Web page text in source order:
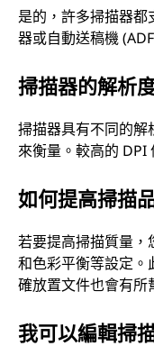
是的，許多掃描器
器或自動送稿機
掃描器的解析
掃描器具有不同的解
來衡量。較高的 DPI
如何提高掃描
若要提高掃描質量，
和色彩平衡等設定。
確放置文件也會有所
我可以編輯掃